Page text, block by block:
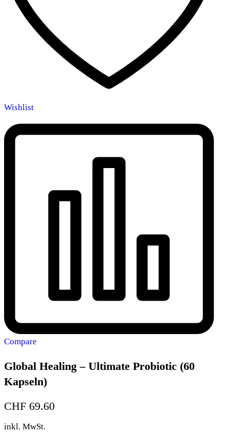
Wishlist
Compare
Global Healing – Ultimate Probiotic (60
Kapseln)
CHF 69.60
inkl. MwSt.